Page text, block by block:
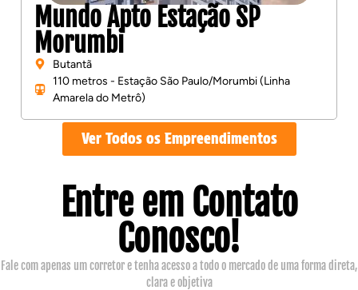
Mundo Apto Estação SP
Morumbi
Butantã
110 metros - Estação São Paulo/Morumbi (Linha
Amarela do Metrô)
Ver Todos os Empreendimentos
Entre em Contato
Conosco!
Fale com apenas um corretor e tenha acesso a todo o mercado de uma forma direta,
clara e objetiva